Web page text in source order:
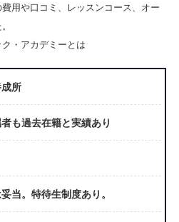
用や口コミ、レッスンコース、オー
・アカデミーとは
所
も過去在籍と実績あり
当。特待生制度あり。